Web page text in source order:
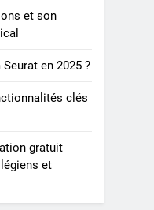
et son
en 2025 ?
clés
gratuit
et